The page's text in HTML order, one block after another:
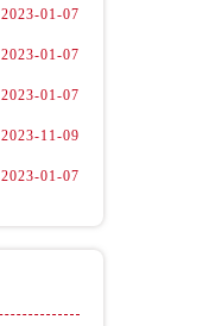
2023-01-07
2023-01-07
2023-01-07
2023-11-09
2023-01-07